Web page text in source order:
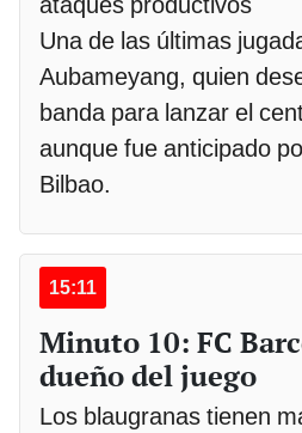
Una de las últimas
Aubameyang, quien
banda para lanzar el
aunque fue anticipado
Bilbao.
15:11
Minuto 10: FC
dueño del juego
Los blaugranas tienen